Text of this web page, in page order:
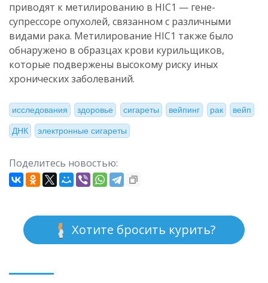
приводят к метилированию в HIC1 — гене-
супрессоре опухолей, связанном с различными
видами рака. Метилирование HIC1 также было
обнаружено в образцах крови курильщиков,
которые подвержены высокому риску иных
хронических заболеваний.
исследования здоровье сигареты вейпинг рак вейп
ДНК электронные сигареты
Поделитесь новостью:
Хотите бросить курить?